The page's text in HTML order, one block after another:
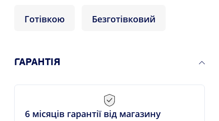
Готівкою Безготівковий
ГАРАНТІЯ
6 місяців гарантії від магазину